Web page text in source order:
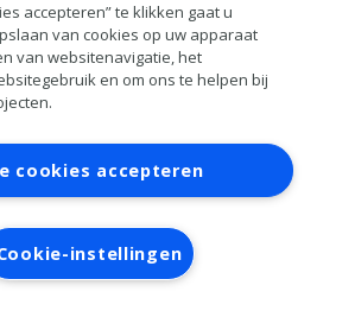
Account aanvragen
Inloggen
Privacy
Algemene
voorwaarden
accepteren” te klikken gaat u
van cookies op uw apparaat
van websitenavigatie, het
en om ons te helpen bij
cookies accepteren
instellingen